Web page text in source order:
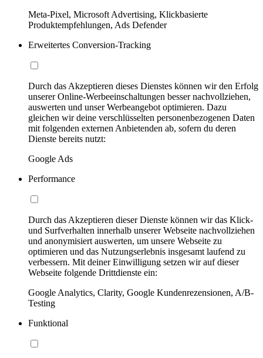
Meta-Pixel, Microsoft Advertising, Klickbasierte
Produktempfehlungen, Ads Defender
Erweitertes Conversion-Tracking
Durch das Akzeptieren dieses Dienstes können wir den Erfolg
unserer Online-Werbeeinschaltungen besser nachvollziehen,
auswerten und unser Werbeangebot optimieren. Dazu
gleichen wir deine verschlüsselten personenbezogenen Daten
mit folgenden externen Anbietenden ab, sofern du deren
Dienste bereits nutzt:
Google Ads
Performance
Durch das Akzeptieren dieser Dienste können wir das Klick-
und Surfverhalten innerhalb unserer Webseite nachvollziehen
und anonymisiert auswerten, um unsere Webseite zu
optimieren und das Nutzungserlebnis insgesamt laufend zu
verbessern. Mit deiner Einwilligung setzen wir auf dieser
Webseite folgende Drittdienste ein:
Google Analytics, Clarity, Google Kundenrezensionen, A/B-
Testing
Funktional